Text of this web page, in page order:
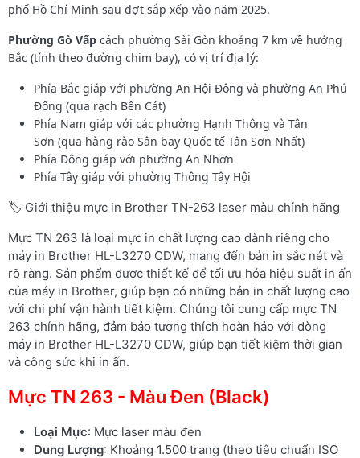
phố Hồ Chí Minh sau đợt sắp xếp vào năm 2025.
Phường Gò Vấp cách phường Sài Gòn khoảng 7 km về hướng
Bắc (tính theo đường chim bay), có vị trí địa lý:
Phía Bắc giáp với phường An Hội Đông và phường An Phú
Đông (qua rạch Bến Cát)
Phía Nam giáp với các phường Hạnh Thông và Tân
Sơn (qua hàng rào Sân bay Quốc tế Tân Sơn Nhất)
Phía Đông giáp với phường An Nhơn
Phía Tây giáp với phường Thông Tây Hội
🏷️ Giới thiệu mực in Brother TN-263 laser màu chính hãng
Mực TN 263 là loại mực in chất lượng cao dành riêng cho
máy in Brother HL-L3270 CDW, mang đến bản in sắc nét và
rõ ràng. Sản phẩm được thiết kế để tối ưu hóa hiệu suất in ấn
của máy in Brother, giúp bạn có những bản in chất lượng cao
với chi phí vận hành tiết kiệm. Chúng tôi cung cấp mực TN
263 chính hãng, đảm bảo tương thích hoàn hảo với dòng
máy in Brother HL-L3270 CDW, giúp bạn tiết kiệm thời gian
và công sức khi in ấn.
Mực TN 263 - Màu Đen (Black)
Loại Mực: Mực laser màu đen
Dung Lượng: Khoảng 1.500 trang (theo tiêu chuẩn ISO